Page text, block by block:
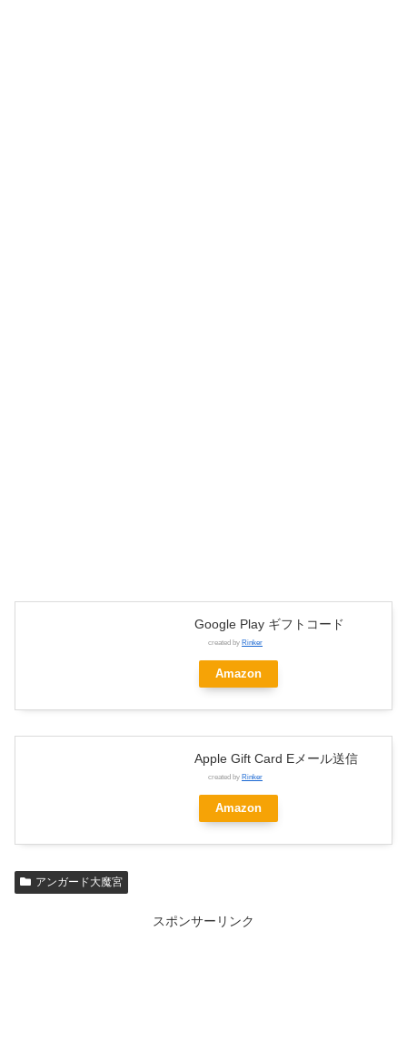
Google Play ギフトコード
created by Rinker
Amazon
Apple Gift Card Eメール送信
created by Rinker
Amazon
アンガード大魔宮
スポンサーリンク